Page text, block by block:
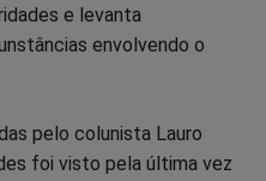
TelegramGettr
e levanta
envolvendo o
pelo colunista Lauro
foi visto pela última vez